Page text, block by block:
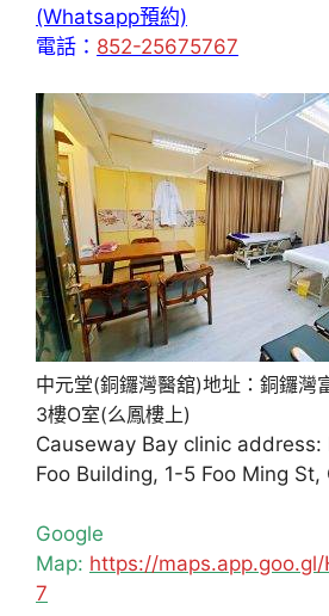
(Whatsapp預約)
電話： 852-25675767
中元堂(銅鑼灣醫舘)地址：銅鑼灣
3樓O室(么鳳樓上)
Causeway Bay clinic address:
Foo Building, 1-5 Foo Ming
Google
Map: https://maps.app.goo.gl/
7